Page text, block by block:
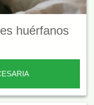
huérfanos